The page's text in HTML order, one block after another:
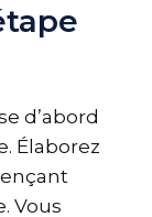
d’abord
Élaborez
Vous